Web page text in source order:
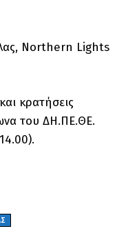
Northern Lights
κρατήσεις
του ΔΗ.ΠΕ.ΘΕ.